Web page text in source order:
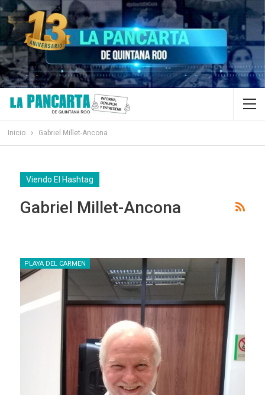
Inicio Gabriel Millet-Ancona
Viendo El Hashtag
Gabriel Millet-Ancona
PLAYA DEL CARMEN